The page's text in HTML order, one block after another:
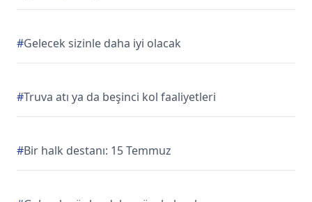
#Gelecek sizinle daha iyi olacak
#Truva atı ya da beşinci kol faaliyetleri
#Bir halk destanı: 15 Temmuz